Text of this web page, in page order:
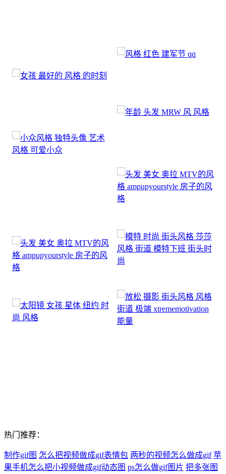
热门推荐：
制作gif图 怎么把视频做成gif表情包 两秒的视频怎么做成gif 苹
果手机怎么把小视频做成gif动态图 ps怎么做gif图片 把多张图